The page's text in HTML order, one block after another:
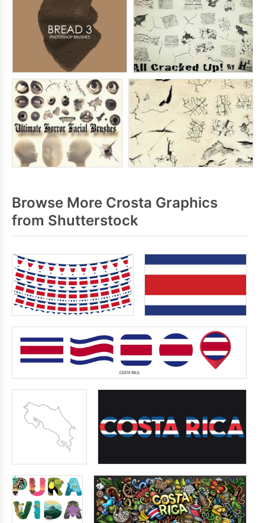
Browse More Crosta Graphics
from Shutterstock